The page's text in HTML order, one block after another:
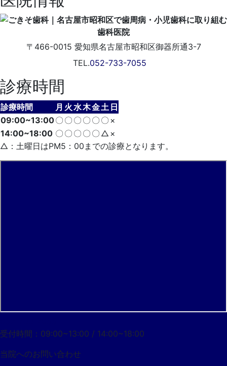
〒466-0015 愛知県名古屋市昭和区御器所通3-7
TEL.052-733-7055
診療時間
診療時間 月 火水木金土 日
09:00~13:00〇 〇 〇 〇 〇 〇 ×
14:00~18:00 〇 〇 〇 〇 〇 △ ×
△：土曜日はPM5：00までの診療となります。
受付時間：09:00~13:00 / 14:00~18:00
当院へのお問い合わせ